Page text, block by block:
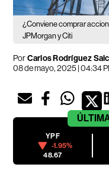
¿Conviene comprar
JPMorgan y Citi
PorCarlos Rodríguez
08 de mayo, 2025 | 04:34
YPF
-1.95%
48.67